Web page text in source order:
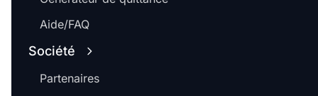
Aide/FAQ
Société
Partenaires